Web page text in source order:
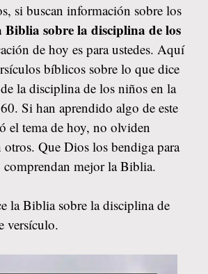
si buscan información sobre los
Biblia sobre la disciplina de los
de hoy es para ustedes. Aquí
bíblicos sobre lo que dice
la disciplina de los niños en la
Si han aprendido algo de este
el tema de hoy, no olviden
Que Dios los bendiga para
comprendan mejor la Biblia.
la Biblia sobre la disciplina de
versículo.